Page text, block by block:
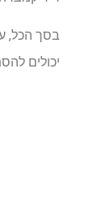
בסך הכל,
יכולים